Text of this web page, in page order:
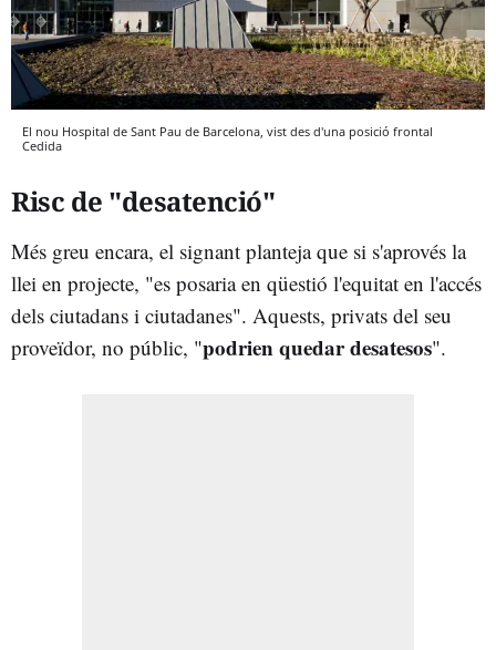
El nou Hospital de Sant Pau de Barcelona, vist des d'una posició frontal
Cedida
Risc de "desatenció"
Més greu encara, el signant planteja que si s'aprovés la
llei en projecte, "es posaria en qüestió l'equitat en l'accés
dels ciutadans i ciutadanes". Aquests, privats del seu
proveïdor, no públic, "podrien quedar desatesos".